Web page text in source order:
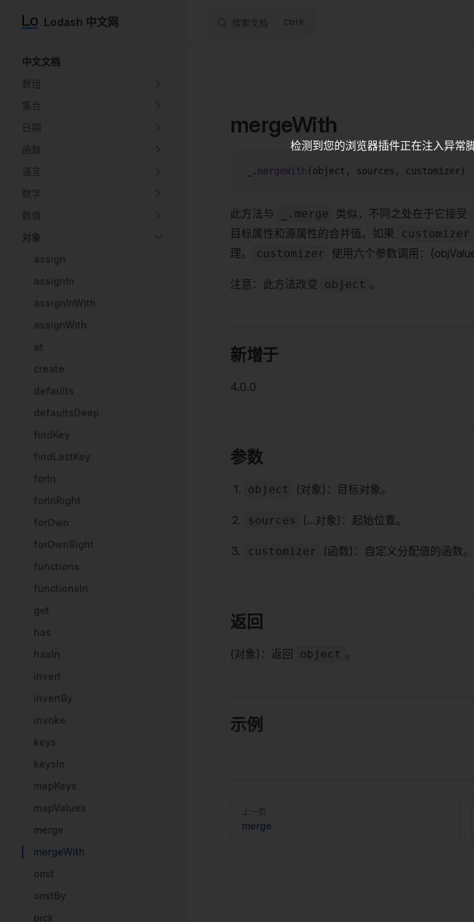
Skip to content
Lodash 中文网 搜索文档 K
中文文档
数组
集合
日期
函数
语言
数学
数值
对象
assign
assignIn
assignInWith
assignWith
at
create
defaults
defaultsDeep
findKey
findLastKey
forIn
forInRight
forOwn
forOwnRight
functions
functionsIn
get
has
hasIn
invert
invertBy
invoke
keys
keysIn
mapKeys
mapValues
merge
mergeWith
omit
omitBy
pick
mergeWith
_. mergeWith (object, sources, customizer)
此方法与 _.merge 类似，不同之处在于它接受
目标属性和源属性的合并值。如果
customizer
理。
customizer 使用六个参数调用：
注意：此方法改变 object 。
新增于
4.0.0
参数
object (对象)：目标对象。
sources (...对象)：起始位置。
customizer (函数)：自定义分配值的函数。
返回
(对象)：返回 object 。
示例
Pager
上一页
merge
检测到您的浏览器插件正在注入异常